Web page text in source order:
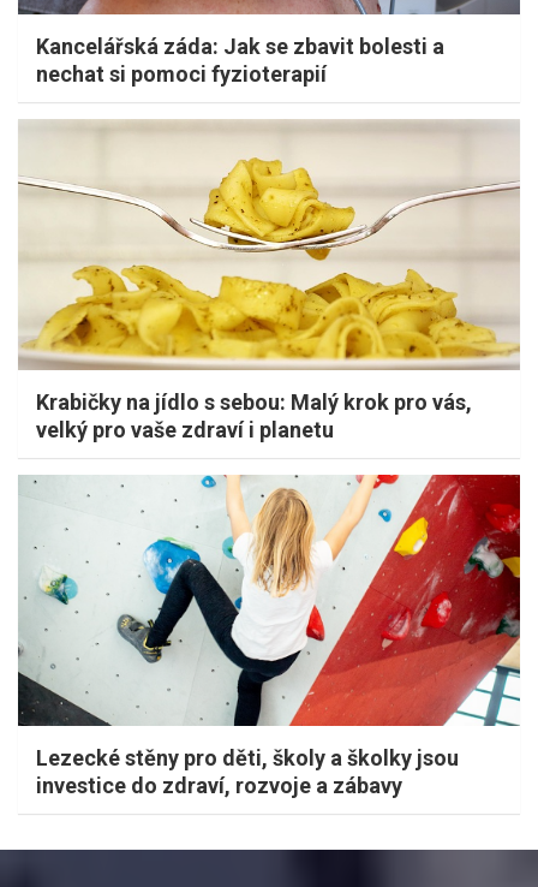
Kancelářská záda: Jak se zbavit bolesti a
nechat si pomoci fyzioterapií
Krabičky na jídlo s sebou: Malý krok pro vás,
velký pro vaše zdraví i planetu
Lezecké stěny pro děti, školy a školky jsou
investice do zdraví, rozvoje a zábavy